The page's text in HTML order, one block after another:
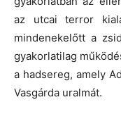
az utcai terror
mindenekelőtt a
gyakorlatilag
a hadsereg, amely
Vasgárda uralmát.